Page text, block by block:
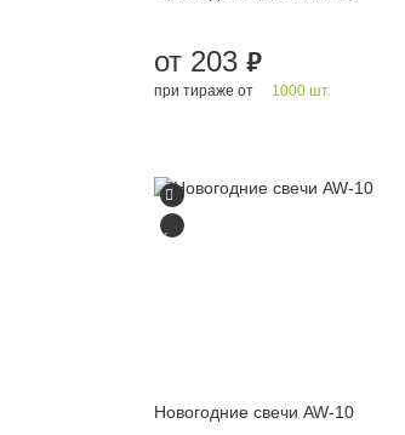
от 203 руб.
при тираже от 1000 шт.
Новогодние свечи AW-10